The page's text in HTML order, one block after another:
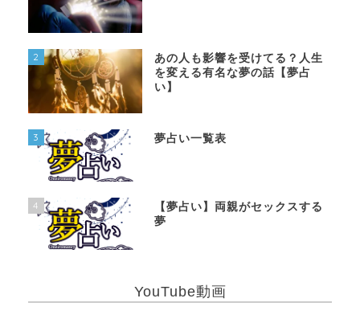
2
あの人も影響を受けてる？人生
を変える有名な夢の話【夢占
い】
3 夢占い一覧表
4
【夢占い】両親がセックスする
夢
YouTube動画